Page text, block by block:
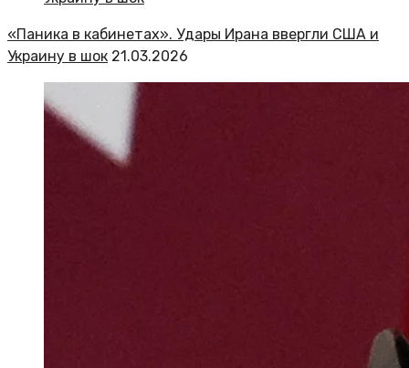
«Паника в кабинетах». Удары Ирана ввергли США и
Украину в шок 21.03.2026